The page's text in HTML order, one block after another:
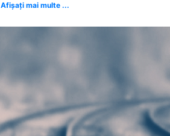
Afișați mai multe ...